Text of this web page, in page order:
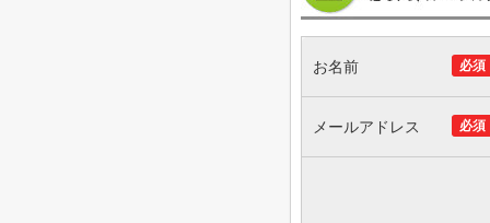
必須
お名前
必須
メールアドレス